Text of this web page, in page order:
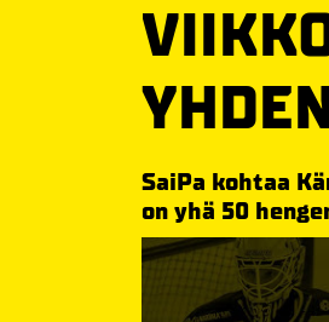
SaiPa kohtaa
on yhä 50